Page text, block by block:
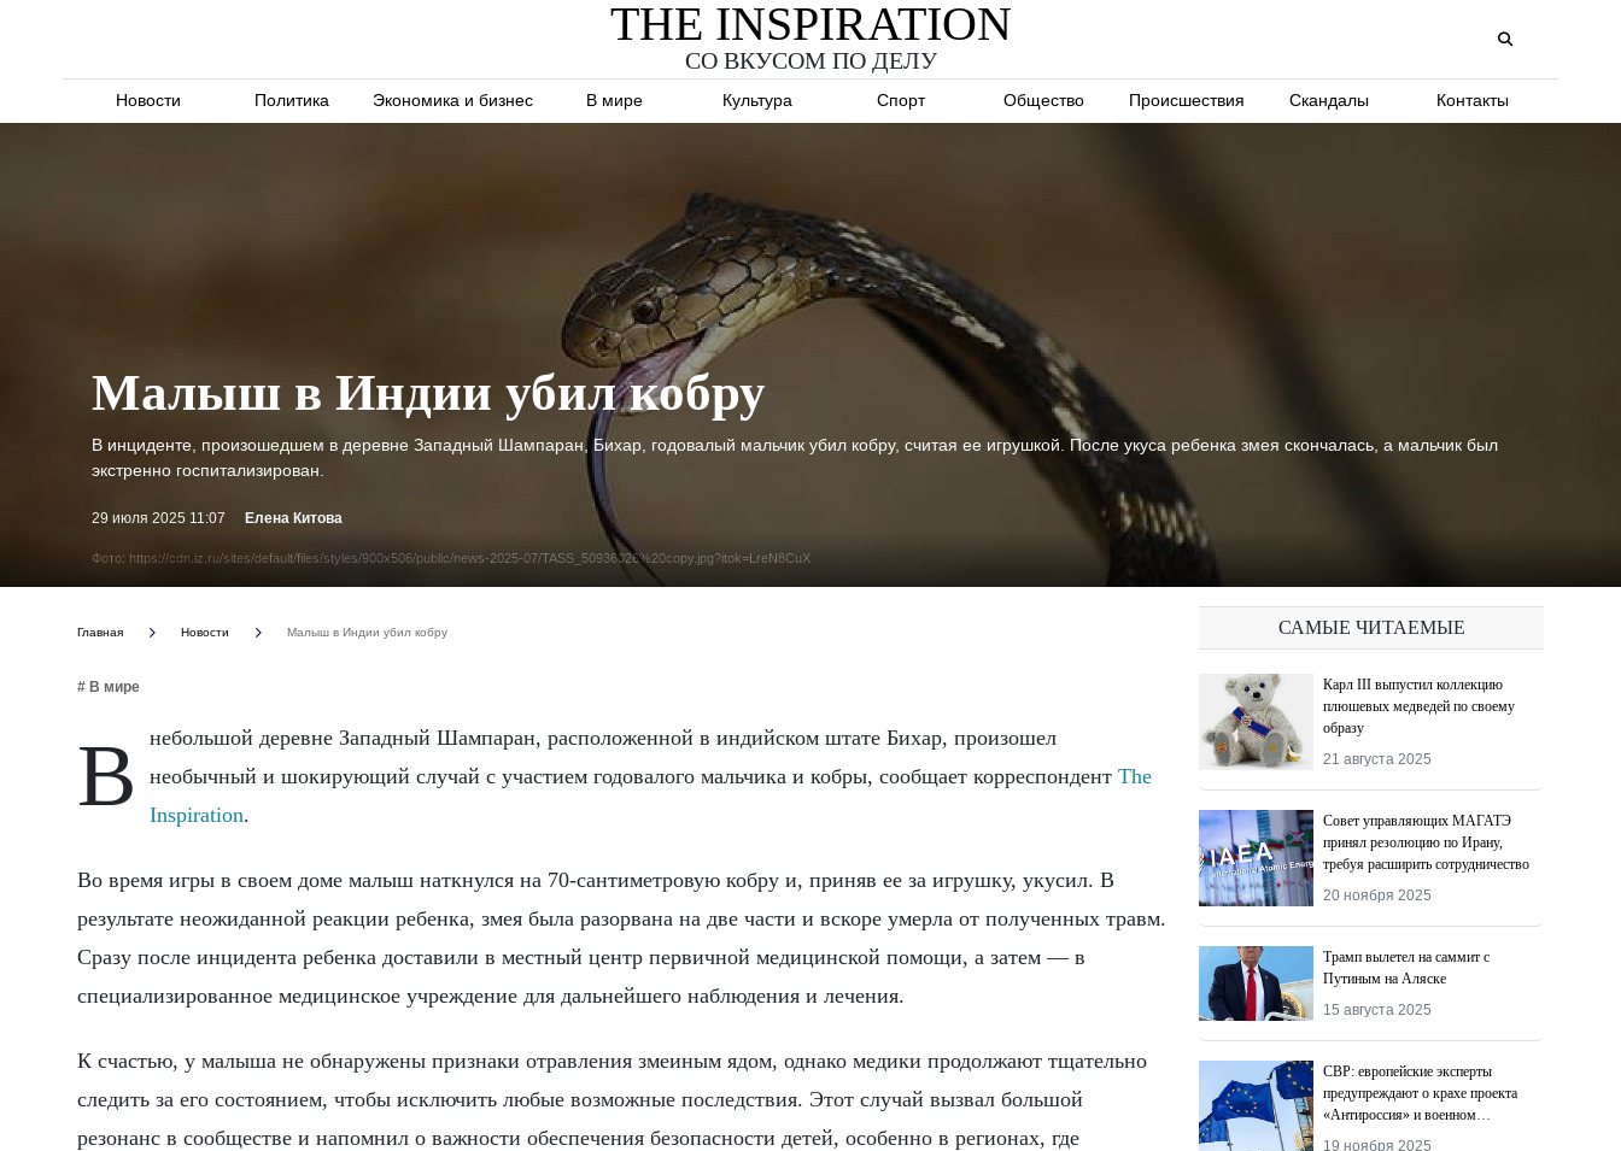
THE INSPIRATION
СО ВКУСОМ ПО ДЕЛУ
Новости Политика Экономика и бизнес В мире Культура Спорт Общество Происшествия Скандалы Контакты
Фото: https://cdn.iz.ru/sites/default/files/styles/900x506/public/news-2025-07/TASS_50936026%20copy.jpg?itok=LreN8CuX
Малыш в Индии убил кобру
В инциденте, произошедшем в деревне Западный Шампаран, Бихар, годовалый мальчик убил кобру, считая ее игрушкой. После укуса ребенка змея скончалась, а мальчик был
экстренно госпитализирован.
29 июля 2025 11:07 Елена Китова
Главная Новости Малыш в Индии убил кобру
# В мире
В небольшой деревне Западный Шампаран, расположенной в индийском штате Бихар, произошел необычный и шокирующий случай с участием годовалого мальчика и кобры, сообщает корреспондентThe
Inspiration.
Во время игры в своем доме малыш наткнулся на 70-сантиметровую кобру и, приняв ее за игрушку, укусил. В
результате неожиданной реакции ребенка, змея была разорвана на две части и вскоре умерла от полученных травм.
Сразу после инцидента ребенка доставили в местный центр первичной медицинской помощи, а затем — в
специализированное медицинское учреждение для дальнейшего наблюдения и лечения.
К счастью, у малыша не обнаружены признаки отравления змеиным ядом, однако медики продолжают тщательно
следить за его состоянием, чтобы исключить любые возможные последствия. Этот случай вызвал большой
резонанс в сообществе и напомнил о важности обеспечения безопасности детей, особенно в регионах, где
САМЫЕ ЧИТАЕМЫЕ
Карл III выпустил коллекцию
плюшевых медведей по своему
образу
21 августа 2025
Совет управляющих МАГАТЭ
принял резолюцию по Ирану,
требуя расширить сотрудничество
20 ноября 2025
Трамп вылетел на саммит с
Путиным на Аляске
15 августа 2025
СВР: европейские эксперты
предупреждают о крахе проекта
«Антироссия» и военном
поражении Киева
19 ноября 2025